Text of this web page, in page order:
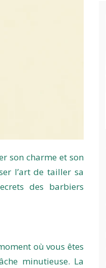
son charme et son
l’art de tailler sa
des barbiers
où vous êtes
minutieuse. La